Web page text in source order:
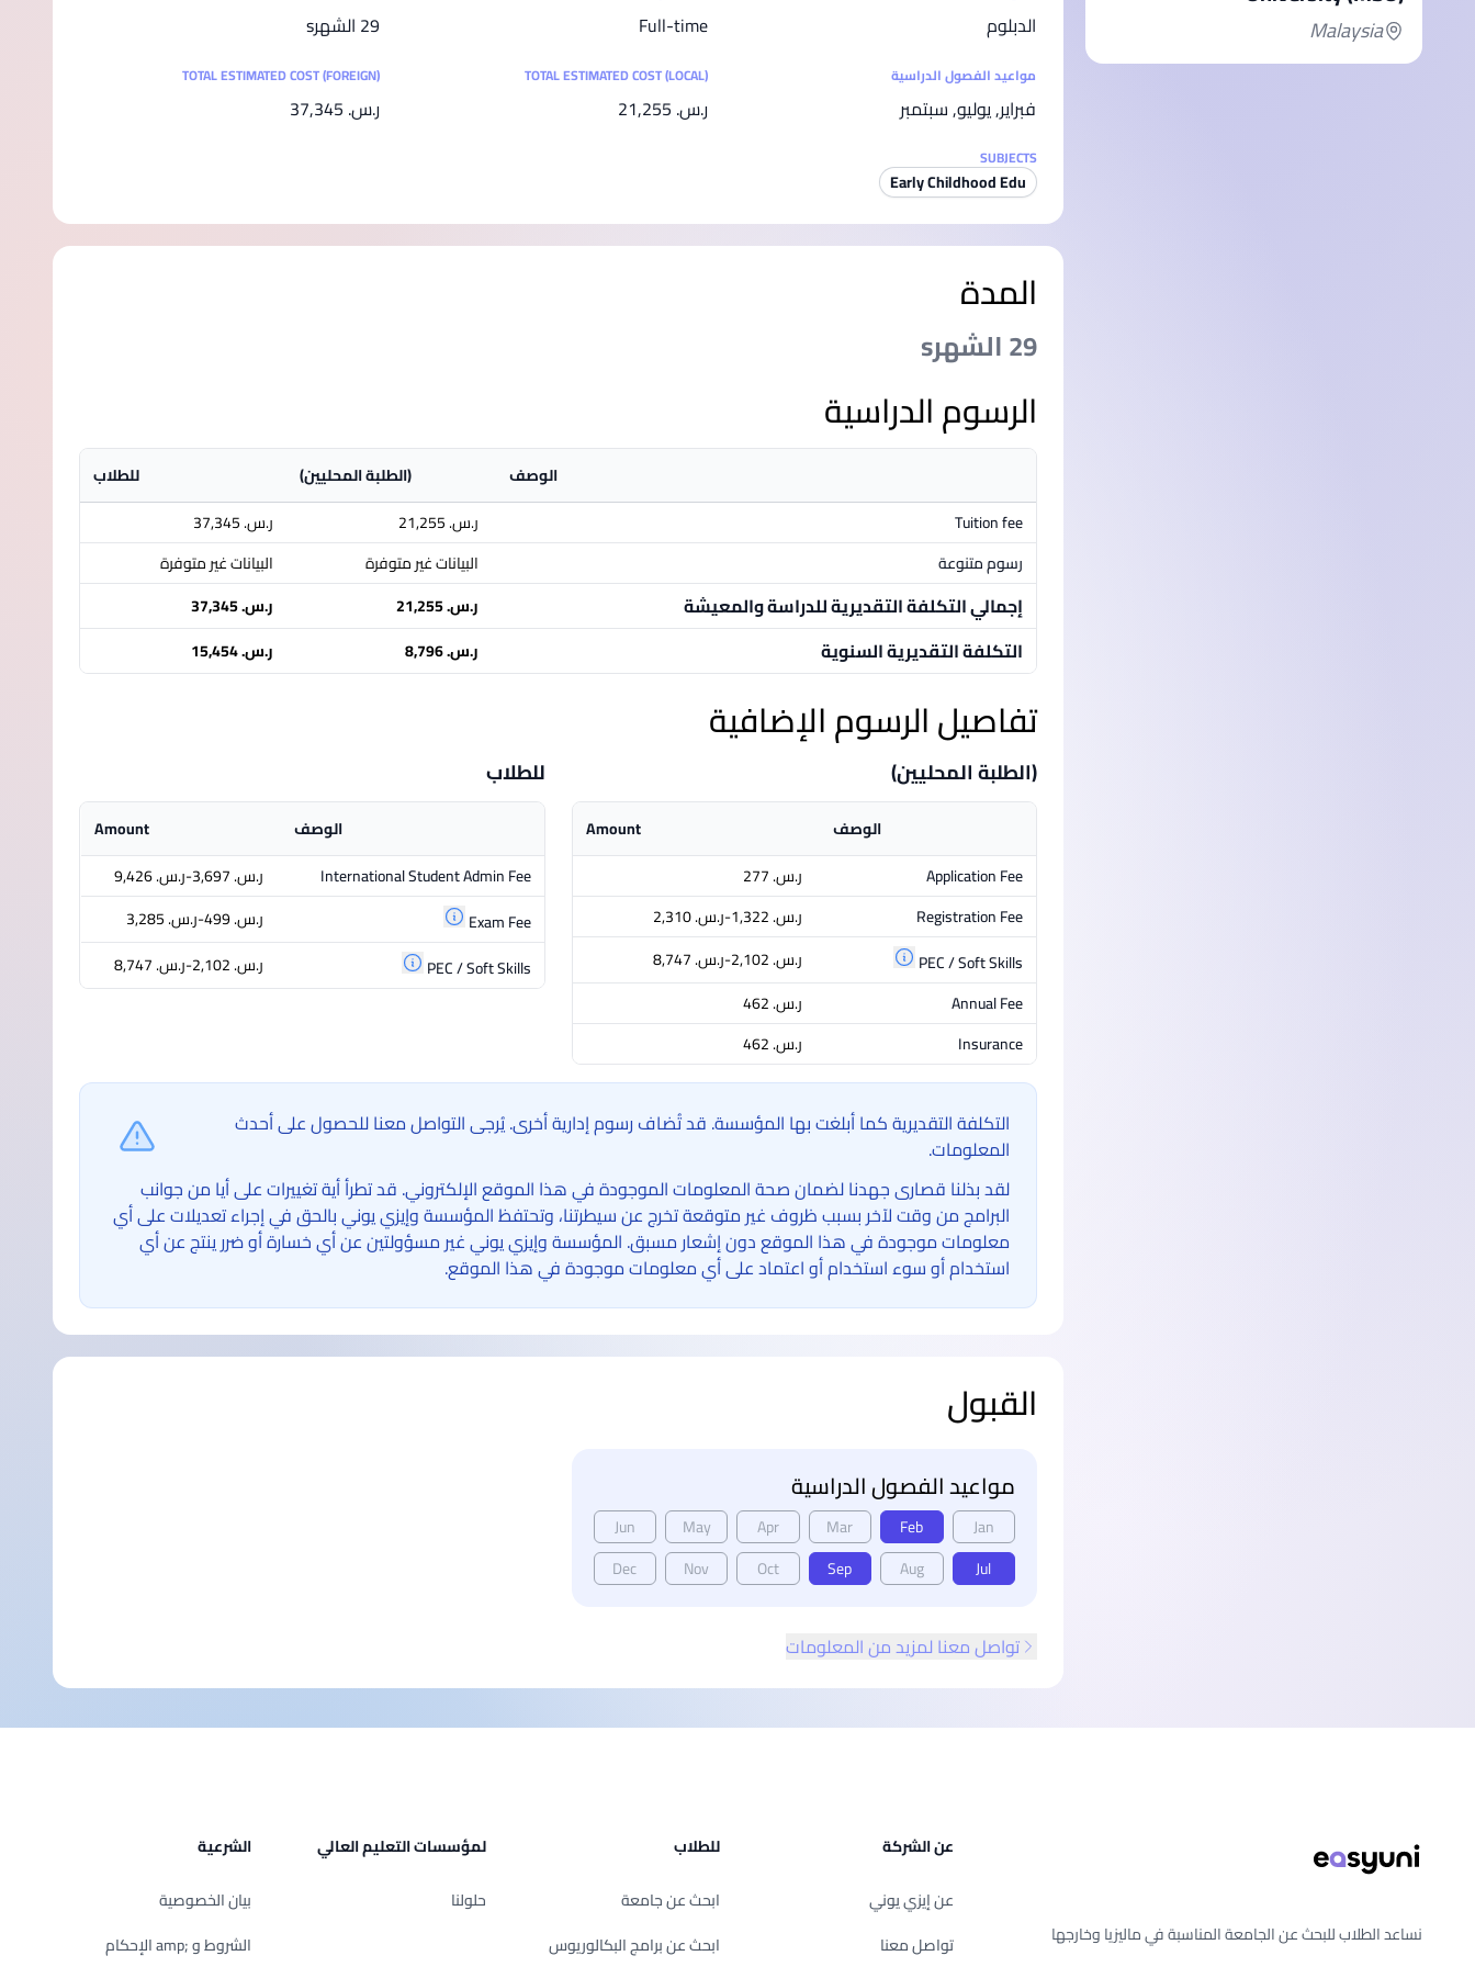
SEGi University Kota Damansara
Management and Science University (MSU)
Malaysia الدبلوم Full-time 29 الشهرs
مواعيد الفصول الدراسية
فبراير, يوليو, سبتمبر
TOTAL ESTIMATED COST (LOCAL)
ر.س.‏ 21,255
TOTAL ESTIMATED COST (FOREIGN)
ر.س.‏ 37,345
SUBJECTS
Early Childhood Edu
المدة
29 الشهرs
الرسوم الدراسية
الوصف (الطلبة المحليين)
للطلاب
Tuition fee
ر.س.‏ 21,255
ر.س.‏ 37,345
رسوم متنوعة
البيانات غير متوفرة البيانات غير متوفرة
إجمالي التكلفة التقديرية للدراسة والمعيشة ر.س.‏ 21,255 ر.س.‏ 37,345
التكلفة التقديرية السنوية ر.س.‏ 8,796 ر.س.‏ 15,454
تفاصيل الرسوم الإضافية
(الطلبة المحليين)
الوصف
Amount
Application Fee
ر.س.‏ 277
Registration Fee
ر.س.‏ 1,322-ر.س.‏ 2,310
PEC / Soft Skills
ر.س.‏ 2,102-ر.س.‏ 8,747
Annual Fee
ر.س.‏ 462
Insurance
ر.س.‏ 462
للطلاب
الوصف
Amount
International Student Admin Fee
ر.س.‏ 3,697-ر.س.‏ 9,426
Exam Fee
ر.س.‏ 499-ر.س.‏ 3,285
PEC / Soft Skills
ر.س.‏ 2,102-ر.س.‏ 8,747
التكلفة التقديرية كما أبلغت بها المؤسسة. قد تُضاف رسوم إدارية أخرى. يُرجى التواصل معنا للحصول على أحدث
المعلومات.
لقد بذلنا قصارى جهدنا لضمان صحة المعلومات الموجودة في هذا الموقع الإلكتروني. قد تطرأ أية تغييرات على أيا من جوانب
البرامج من وقت لآخر بسبب ظروف غير متوقعة تخرج عن سيطرتنا، وتحتفظ المؤسسة وإيزي يوني بالحق في إجراء تعديلات على أي
معلومات موجودة في هذا الموقع دون إشعار مسبق. المؤسسة وإيزي يوني غير مسؤولتين عن أي خسارة أو ضرر ينتج عن أي
استخدام أو سوء استخدام أو اعتماد على أي معلومات موجودة في هذا الموقع.
القبول
مواعيد الفصول الدراسية
Jan
Feb
Mar
Apr
May
Jun
Jul
Aug
Sep
Oct
Nov
Dec
تواصل معنا لمزيد من المعلومات
نساعد الطلاب للبحث عن الجامعة المناسبة في ماليزيا وخارجها
عن الشركة
عن إيزي يوني
تواصل معنا
للطلاب
ابحث عن جامعة
ابحث عن برامج البكالوريوس
لمؤسسات التعليم العالي
حلولنا
الشرعية
بيان الخصوصية
الشروط و ;amp الإحكام